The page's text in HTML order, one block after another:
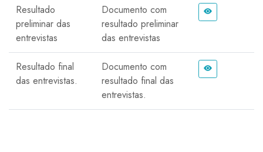
Resultado
preliminar das
entrevistas
Documento com
resultado preliminar
das entrevistas
Resultado final
das entrevistas.
Documento com
resultado final das
entrevistas.